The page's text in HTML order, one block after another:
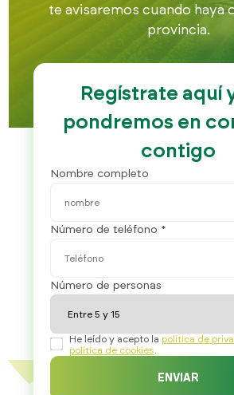
te avisaremos cuando haya
provincia.
Regístrate aquí
pondremos en
contigo
Nombre completo
Número de teléfono *
Número de personas
He leído y acepto la política de
política de cookies
ENVIAR